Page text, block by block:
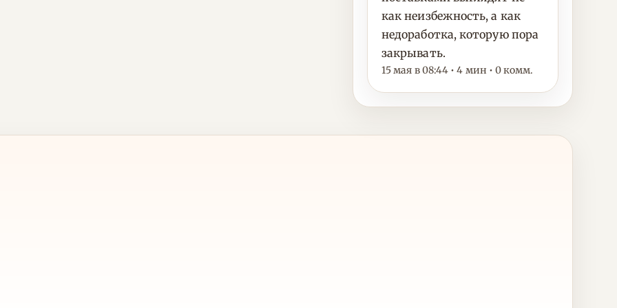
как неизбежность, а как
недоработка, которую пора
закрывать.
15 мая в 08:44 • 4 мин • 0 комм.